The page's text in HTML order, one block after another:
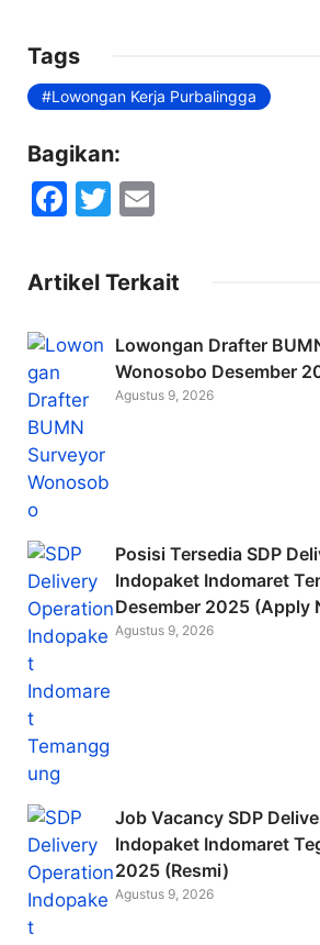
Tags
Lowongan Kerja Purbalingga
Bagikan:
F
c
e
b
o
k
T
itt
er
ai
l
Artikel Terkait
Lowongan Drafter
Wonosobo Desember
Agustus 9, 2026
Posisi Tersedia SDP
Indopaket Indomaret
Desember 2025 (Apply
Agustus 9, 2026
Job Vacancy SDP
Indopaket Indomaret
2025 (Resmi)
Agustus 9, 2026